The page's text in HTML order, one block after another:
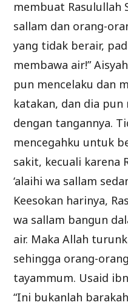
membuat Rasulullah
sallam dan orang-
yang tidak berair,
membawa air!”
pun mencelaku dan
katakan, dan dia
dengan tangannya.
mencegahku untuk
sakit, kecuali karena
‘alaihi wa sallam
Keesokan harinya,
wa sallam bangun
air. Maka Allah
sehingga orang-
tayammum. Usaid
“Ini bukanlah